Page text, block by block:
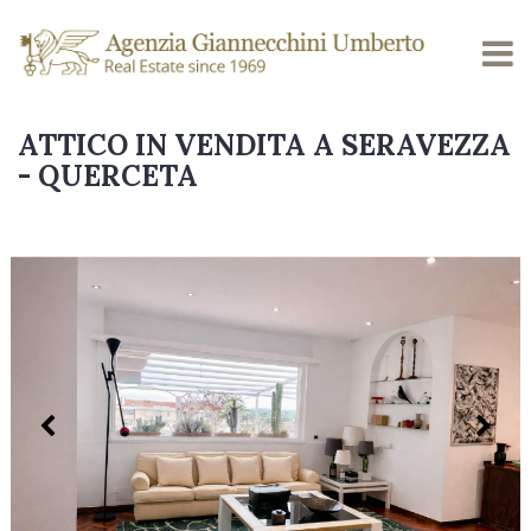
ATTICO IN VENDITA A SERAVEZZA
- QUERCETA